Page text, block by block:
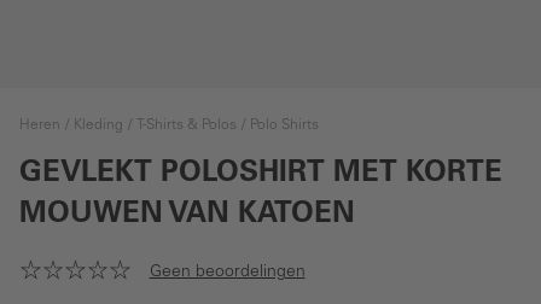
Heren Kleding T-Shirts & Polos Polo Shirts
GEVLEKT POLOSHIRT MET KORTE
MOUWEN VAN KATOEN
Geen beoordelingen